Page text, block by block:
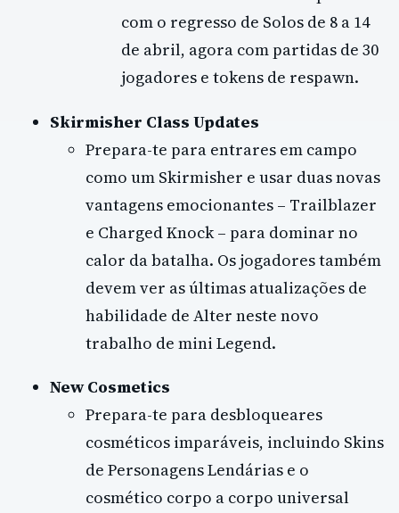
com o regresso de Solos de 8 a 14
de abril, agora com partidas de 30
jogadores e tokens de respawn.
Skirmisher Class Updates
Prepara-te para entrares em campo
como um Skirmisher e usar duas novas
vantagens emocionantes – Trailblazer
e Charged Knock – para dominar no
calor da batalha. Os jogadores também
devem ver as últimas atualizações de
habilidade de Alter neste novo
trabalho de mini Legend.
New Cosmetics
Prepara-te para desbloqueares
cosméticos imparáveis, incluindo Skins
de Personagens Lendárias e o
cosmético corpo a corpo universal